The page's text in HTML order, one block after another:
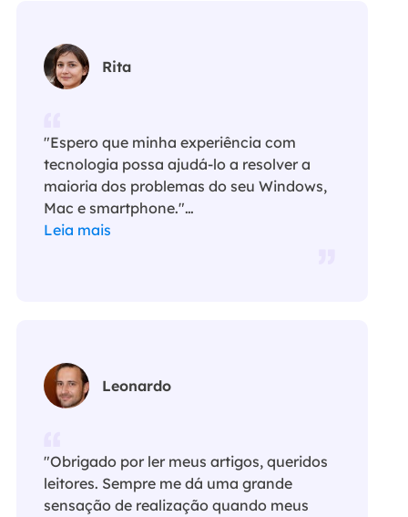
Rita
"Espero que minha experiência com
tecnologia possa ajudá-lo a resolver a
maioria dos problemas do seu Windows,
Mac e smartphone."…
Leia mais
Leonardo
"Obrigado por ler meus artigos, queridos
leitores. Sempre me dá uma grande
sensação de realização quando meus